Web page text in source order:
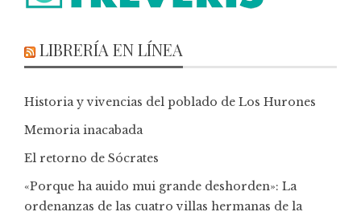
LIBRERÍA EN LÍNEA
Historia y vivencias del poblado de Los Hurones
Memoria inacabada
El retorno de Sócrates
«Porque ha auido mui grande deshorden»: La
ordenanzas de las cuatro villas hermanas de la